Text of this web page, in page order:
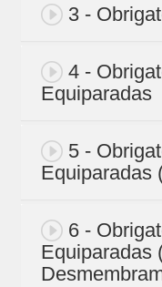
3 -
4 -
Equiparadas
5 -
Equiparadas
6 -
Equiparadas